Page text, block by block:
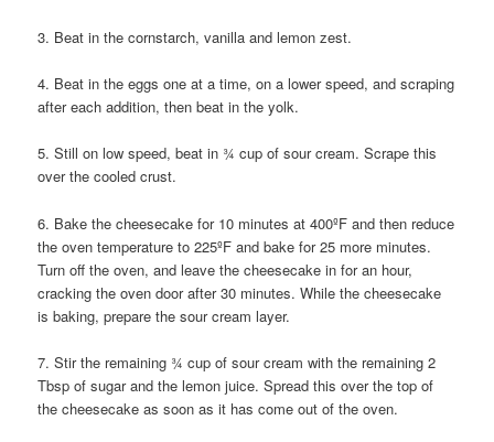
3. Beat in the cornstarch, vanilla and lemon zest.
4. Beat in the eggs one at a time, on a lower speed, and scraping
after each addition, then beat in the yolk.
5. Still on low speed, beat in ¾ cup of sour cream. Scrape this
over the cooled crust.
6. Bake the cheesecake for 10 minutes at 400ºF and then reduce
the oven temperature to 225ºF and bake for 25 more minutes.
Turn off the oven, and leave the cheesecake in for an hour,
cracking the oven door after 30 minutes. While the cheesecake
is baking, prepare the sour cream layer.
7. Stir the remaining ¾ cup of sour cream with the remaining 2
Tbsp of sugar and the lemon juice. Spread this over the top of
the cheesecake as soon as it has come out of the oven.